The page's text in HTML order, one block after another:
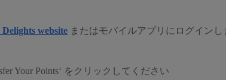
website またはモバイルアプリにログインし
Your Points‘ をクリックしてください